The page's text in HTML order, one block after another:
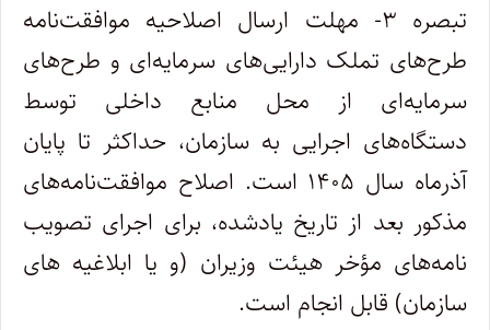
تبصره ۳- مهلت ارسال اصلاحیه موافقت‌نامه
طرح‌های تملک دارایی‌های سرمایه‌ای و طرح‌های
سرمایه‌ای از محل منابع داخلی توسط
دستگاه‌های اجرایی به سازمان، حداکثر تا پایان
آذرماه سال ۱۴۰۵ است. اصلاح موافقت‌نامه‌های
مذکور بعد از تاریخ یادشده، برای اجرای تصویب
نامه‌های مؤخر هیئت وزیران (و یا ابلاغیه های
سازمان) قابل انجام است.